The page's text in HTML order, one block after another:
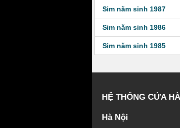
Sim năm sinh 1987
Sim năm sinh 1986
Sim năm sinh 1985
HỆ THỐNG CỬA
Hà Nội